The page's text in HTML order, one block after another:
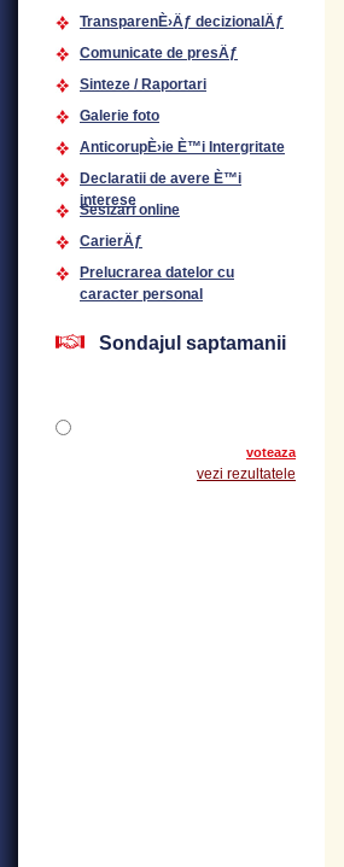
TransparenÈ›Äƒ decizionalÄƒ
Comunicate de presÄƒ
Sinteze / Raportari
Galerie foto
AnticorupÈ›ie È™i Intergritate
Declaratii de avere È™i
interese
Sesizari online
CarierÄƒ
Prelucrarea datelor cu
caracter personal
Sondajul saptamanii
voteaza
vezi rezultatele